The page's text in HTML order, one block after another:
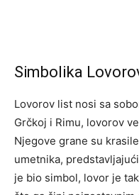
Simbolika
Lovorov list nosi sa
Grčkoj i Rimu, lovorov
Njegove grane su
umetnika,
je bio simbol, lovor je